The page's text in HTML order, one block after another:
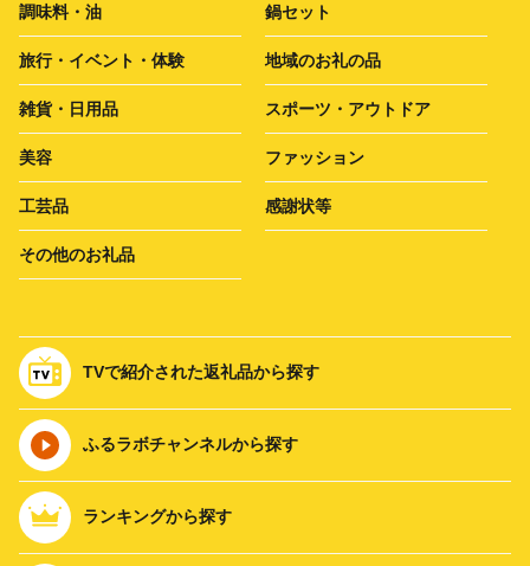
調味料・油 鍋セット
旅行・イベント・体験 地域のお礼の品
雑貨・日用品 スポーツ・アウトドア
美容 ファッション
工芸品 感謝状等
その他のお礼品
TVで紹介された返礼品から探す
ふるラボチャンネルから探す
ランキングから探す